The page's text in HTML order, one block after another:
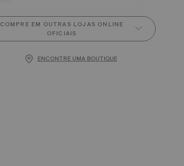
COMPRE EM OUTRAS LOJAS ONLINE
OFICIAIS
ENCONTRE UMA BOUTIQUE